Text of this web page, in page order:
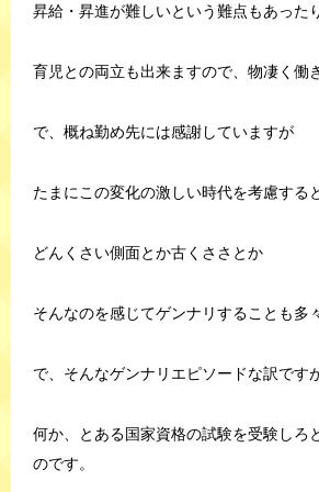
昇給・昇進が難しいという難点もあった
育児との両立も出来ますので、物凄く働
で、概ね勤め先には感謝していますが
たまにこの変化の激しい時代を考慮する
どんくさい側面とか古くささとか
そんなのを感じてゲンナリすることも多
で、そんなゲンナリエピソードな訳ですが
何か、とある国家資格の試験を受験しろ
のです。